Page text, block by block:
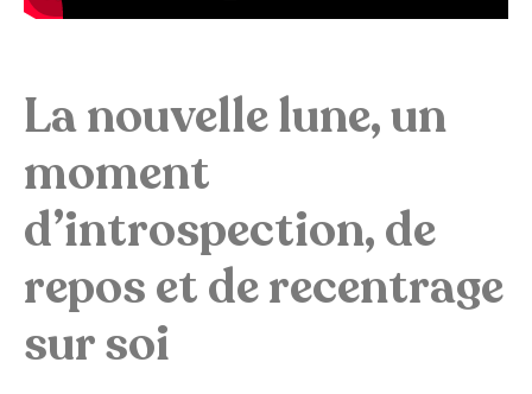
La nouvelle lune, un
moment
d’introspection, de
repos et de recentrage
sur soi